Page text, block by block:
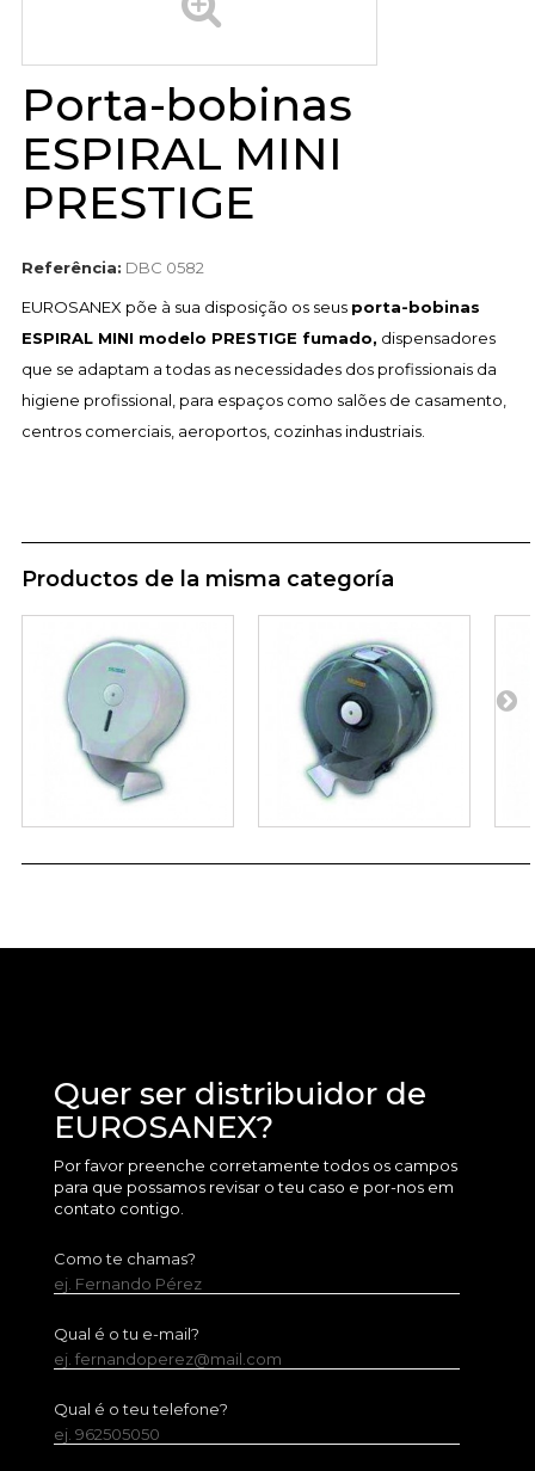
Porta-bobinas
ESPIRAL MINI
PRESTIGE
Referência: DBC 0582
EUROSANEX põe à sua disposição os seus porta-bobinas
ESPIRAL MINI modelo PRESTIGE fumado, dispensadores
que se adaptam a todas as necessidades dos profissionais da
higiene profissional, para espaços como salões de casamento,
centros comerciais, aeroportos, cozinhas industriais.
Productos de la misma categoría
Quer ser distribuidor de
EUROSANEX?
Por favor preenche corretamente todos os campos
para que possamos revisar o teu caso e por-nos em
contato contigo.
Como te chamas?
ej. Fernando Pérez
Qual é o tu e-mail?
ej. fernandoperez@mail.com
Qual é o teu telefone?
ej. 962505050